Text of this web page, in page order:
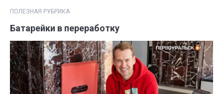
ПОЛЕЗНАЯ РУБРИКА
Батарейки в переработку